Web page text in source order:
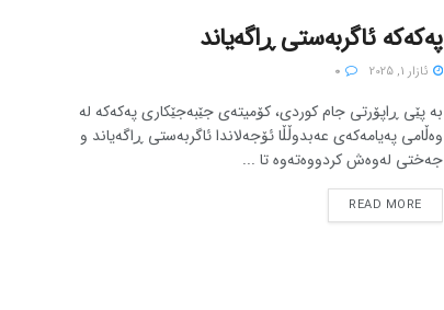
پەکەکە ئاگربەستی ڕاگەیاند
ئازار 1, 2025
بە پێی ڕاپۆرتی جام کوردی، کۆمیتەی جێبەجێکاری پەکەکە لە
وەڵامی پەیامەکەی عەبدوڵڵا ئۆجەلاندا ئاگربەستی ڕاگەیاند و
جەختی لەوەش کردووەتەوە تا ...
READ MORE